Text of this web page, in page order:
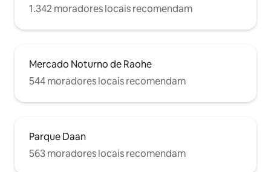
1.342 moradores locais recomendam
Mercado Noturno de Raohe
544 moradores locais recomendam
Parque Daan
563 moradores locais recomendam